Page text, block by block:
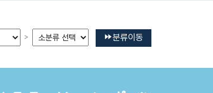
> 분류이동